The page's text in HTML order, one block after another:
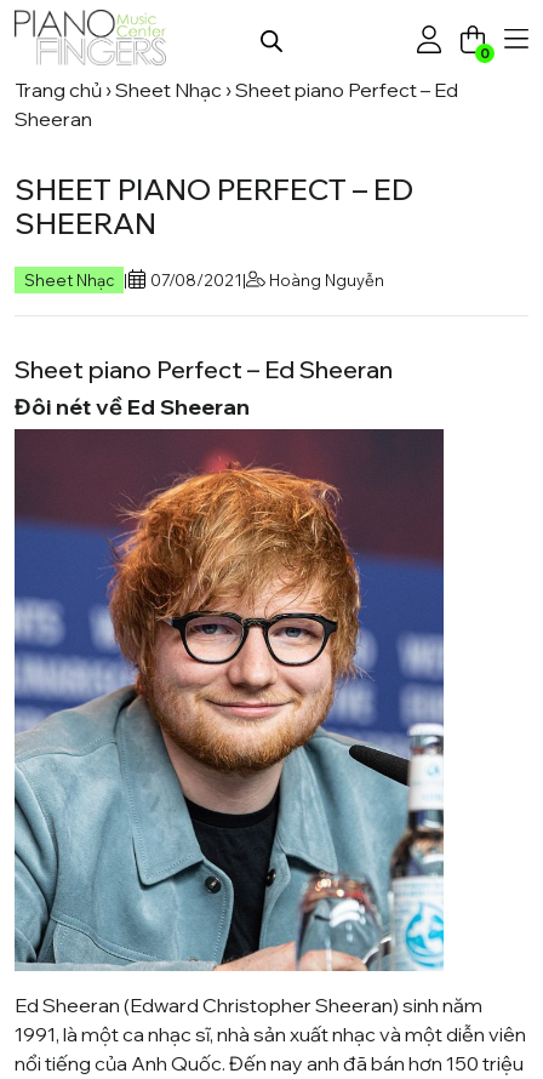
0
Trang chủ ›Sheet Nhạc ›Sheet piano Perfect – Ed
Sheeran
SHEET PIANO PERFECT – ED
SHEERAN
Sheet Nhạc | 07/08/2021| Hoàng Nguyễn
Sheet piano Perfect – Ed Sheeran
Đôi nét về Ed Sheeran
Ed Sheeran (Edward Christopher Sheeran) sinh năm
1991, là một ca nhạc sĩ, nhà sản xuất nhạc và một diễn viên
nổi tiếng của Anh Quốc. Đến nay anh đã bán hơn 150 triệu